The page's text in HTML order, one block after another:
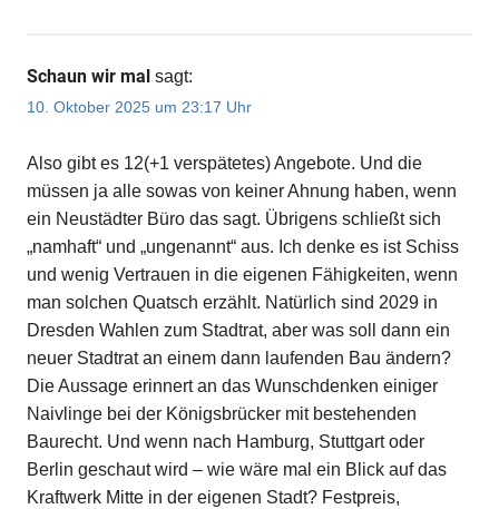
Schaun wir mal sagt:
10. Oktober 2025 um 23:17 Uhr
Also gibt es 12(+1 verspätetes) Angebote. Und die
müssen ja alle sowas von keiner Ahnung haben, wenn
ein Neustädter Büro das sagt. Übrigens schließt sich
„namhaft“ und „ungenannt“ aus. Ich denke es ist Schiss
und wenig Vertrauen in die eigenen Fähigkeiten, wenn
man solchen Quatsch erzählt. Natürlich sind 2029 in
Dresden Wahlen zum Stadtrat, aber was soll dann ein
neuer Stadtrat an einem dann laufenden Bau ändern?
Die Aussage erinnert an das Wunschdenken einiger
Naivlinge bei der Königsbrücker mit bestehenden
Baurecht. Und wenn nach Hamburg, Stuttgart oder
Berlin geschaut wird – wie wäre mal ein Blick auf das
Kraftwerk Mitte in der eigenen Stadt? Festpreis,